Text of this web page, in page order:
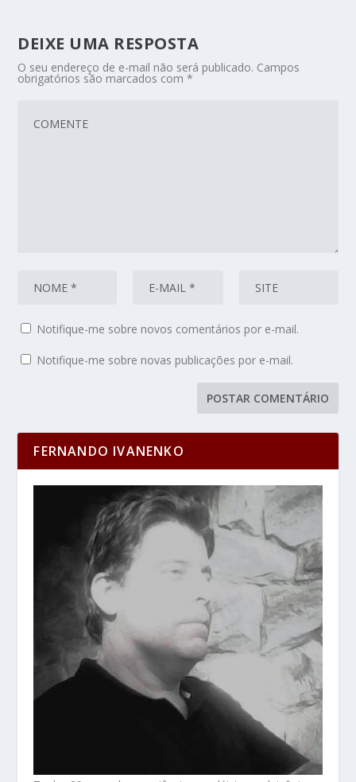
DEIXE UMA RESPOSTA
O seu endereço de e-mail não será publicado. Campos
obrigatórios são marcados com*
Notifique-me sobre novos comentários por e-mail.
Notifique-me sobre novas publicações por e-mail.
FERNANDO IVANENKO